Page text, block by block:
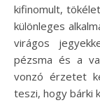
kifinomult,
különleges
virágos
pézsma és a
vonzó érzetet
teszi, hogy bárki